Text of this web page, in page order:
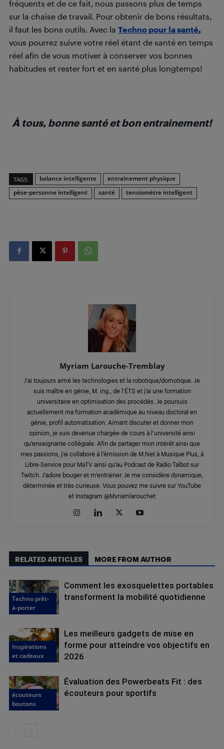
fréquents et de ce fait, nous passons plus de temps
sur la chaise de travail. Pour obtenir de bons résultats,
il faut les bons outils. Avec la Techno pour la santé,
vous pourrez suivre votre réel étant de santé en temps
réel afin de vous motiver à conserver vos bonnes
habitudes et rester fort et en santé plus longtemps!
À tous, bonne santé et bon entrainement!
TAGS: balance intelligente
entrainement physique
pèse-personne intelligent
santé tensiomètre intelligent
Myriam Larouche-Tremblay
J’ai toujours aimé les technologies et la robotique/domotique. Je
suis maître en génie, M. ing., de l’ÉTS et j’ai une formation
universitaire en optimisation des procédés. Je poursuis
actuellement ma formation académique au niveau doctoral en
génie, profil automatisation. Aimant discuter et donner mon
opinion, je suis devenue chargée de cours à l’université ainsi
qu’enseignante collégiale. Afin de partager mon intérêt ainsi que
mes passions, j’ai collaboré à l’émission de M.Net à Musique Plus, à
Libre-Service pour MaTV ainsi qu’au Podcast de Radio Talbot sur
Twitch. J’adore bouger et m’entrainer. Je me considère dynamique,
déterminée et très curieuse. Vous pouvez me suivre sur YouTube
et Instagram @Myriamlarouchet
RELATED ARTICLES MORE FROM AUTHOR
Techno prêt-
à-porter
Comment les exosquelettes portables
transforment la mobilité quotidienne
Inspirations
et cadeaux
Les meilleurs gadgets de mise en
forme pour atteindre vos objectifs en
2026
écouteurs
boutons
Évaluation des Powerbeats Fit : des
écouteurs pour sportifs